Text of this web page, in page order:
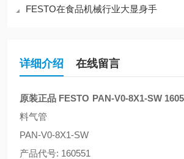
FESTO在食品机械行业大显身手
详细介绍 在线留言
原装正品 FESTO PAN-V0-8X1-SW
料气管
PAN-V0-8X1-SW
产品代号: 160551